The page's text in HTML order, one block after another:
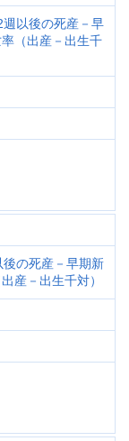
以後の死産－早
（出産－出生千
の死産－早期新
産－出生千対）